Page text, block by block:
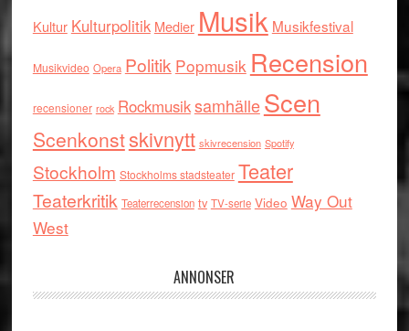
Kultur Kulturpolitik Medier Musik Musikfestival
Musikvideo Opera Politik Popmusik Recension
recensioner rock RockmusiksamhälleScen
Scenkonstskivnytt skivrecension Spotify
Stockholm Stockholms stadsteater Teater
Teaterkritik Teaterrecension tv TV-serie Video Way Out
West
ANNONSER